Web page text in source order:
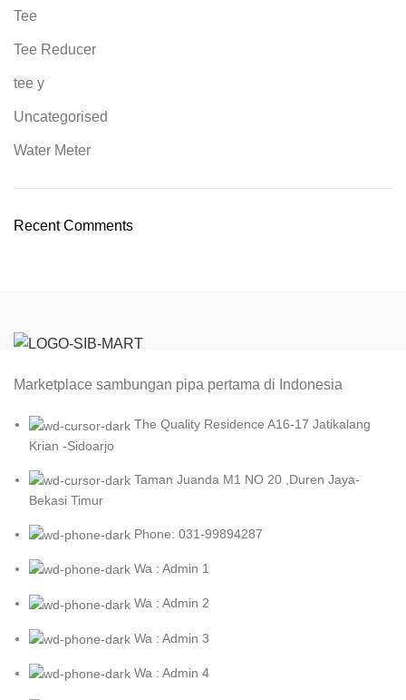
Tee
Tee Reducer
tee y
Uncategorised
Water Meter
Recent Comments
Marketplace sambungan pipa pertama di Indonesia
The Quality Residence A16-17 Jatikalang
Krian -Sidoarjo
Taman Juanda M1 NO 20 ,Duren Jaya-
Bekasi Timur
Phone: 031-99894287
Wa : Admin 1
Wa : Admin 2
Wa : Admin 3
Wa : Admin 4